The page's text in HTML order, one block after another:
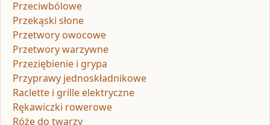
Przeciwbólowe
Przekąski słone
Przetwory owocowe
Przetwory warzywne
Przeziębienie i grypa
Przyprawy jednoskładnikowe
Raclette i grille elektryczne
Rękawiczki rowerowe
Róże do twarzy